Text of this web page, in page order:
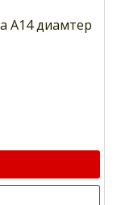
А14 диамтер